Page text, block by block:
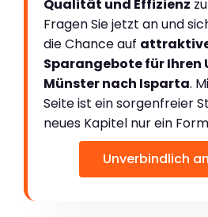
Qualität und Effizienz
Fragen Sie jetzt an und
die Chance auf
Sparangebote für Ihren
Münster nach Isparta.
Seite ist ein sorgenfreier
neues Kapitel nur ein
Unverbindlich